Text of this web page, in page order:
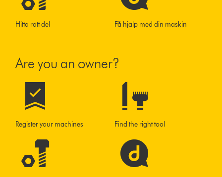
Hitta rätt del Få hjälp med din maskin
Are you an owner?
Register your machines Find the right tool